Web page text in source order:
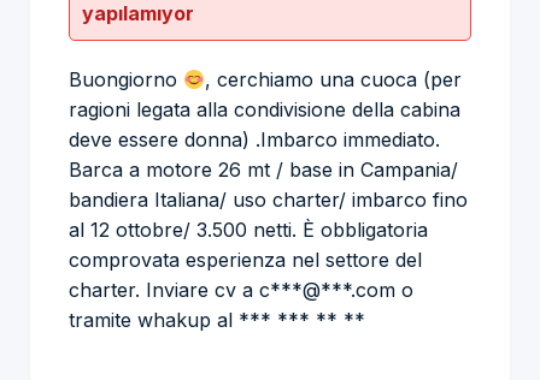
yapılamıyor
Buongiorno
, cerchiamo una cuoca (per
ragioni legata alla condivisione della cabina
deve essere donna) .Imbarco immediato.
Barca a motore 26 mt / base in Campania/
bandiera Italiana/ uso charter/ imbarco fino
al 12 ottobre/ 3.500 netti. È obbligatoria
comprovata esperienza nel settore del
charter. Inviare cv a c***@***.com o
tramite whakup al *** *** ** **